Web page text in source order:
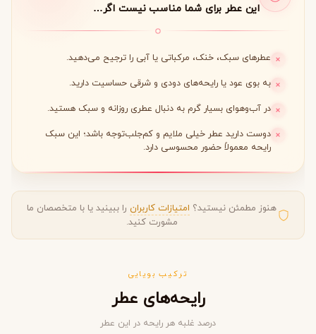
این عطر برای شما مناسب نیست اگر…
عطرهای سبک، خنک، مرکباتی یا آبی را ترجیح می‌دهید.
به بوی عود یا رایحه‌های دودی و شرقی حساسیت دارید.
در آب‌وهوای بسیار گرم به دنبال عطری روزانه و سبک هستید.
دوست دارید عطر خیلی ملایم و کم‌جلب‌توجه باشد؛ این سبک
رایحه معمولاً حضور محسوسی دارد.
هنوز مطمئن نیستید؟ امتیازات کاربران را ببینید یا با متخصصان ما
مشورت کنید.
ترکیب بویایی
رایحه‌های عطر
درصد غلبه هر رایحه در این عطر